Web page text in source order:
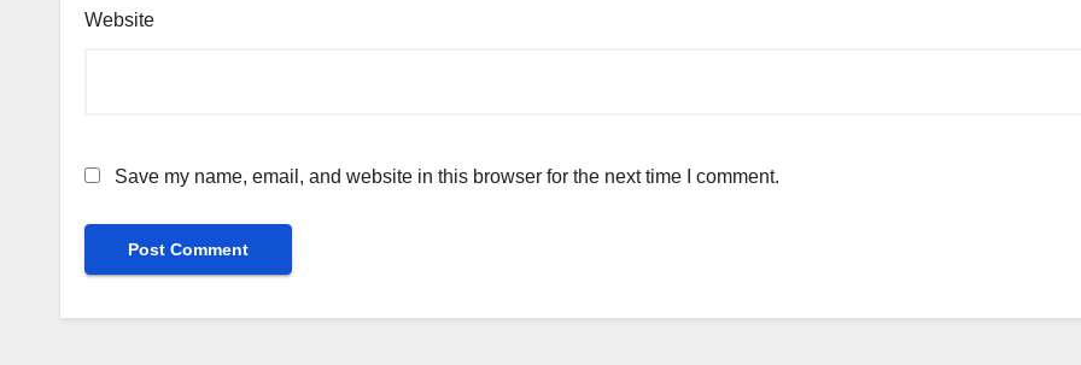
Website
Save my name, email, and website in this browser for the next time I comment.